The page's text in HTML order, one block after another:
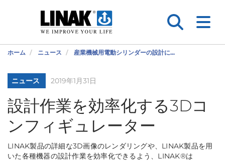
ホーム ニュース 産業機械用電動シリンダーの設計に...
ニュース 2019年1月31日
設計作業を効率化する3Dコ
ンフィギュレーター
LINAK製品の詳細な3D画像のレンダリングや、LINAK製品を用
いた各種機器の設計作業を効率化できるよう、LINAK®は